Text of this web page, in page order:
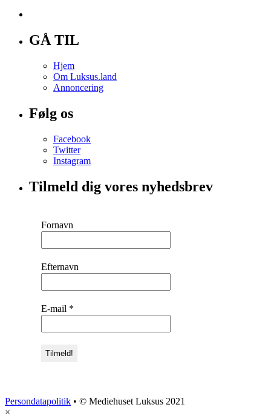
GÅ TIL
Hjem
Om Luksus.land
Annoncering
Følg os
Facebook
Twitter
Instagram
Tilmeld dig vores nyhedsbrev
Fornavn
Efternavn
E-mail *
Persondatapolitik • © Mediehuset Luksus 2021
×